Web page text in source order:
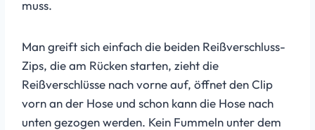
muss.
Man greift sich einfach die beiden Reißverschluss-
Zips, die am Rücken starten, zieht die
Reißverschlüsse nach vorne auf, öffnet den Clip
vorn an der Hose und schon kann die Hose nach
unten gezogen werden. Kein Fummeln unter dem